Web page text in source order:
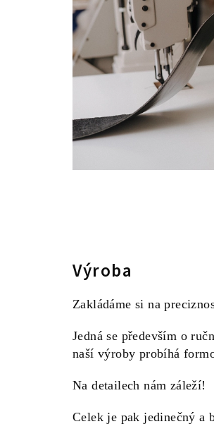
Výroba
Zakládáme si na
Jedná se především o
naší výroby probíhá
Na detailech nám záleží!
Celek je pak jedinečný a